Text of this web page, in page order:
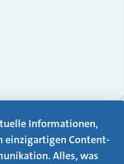
Informationen,
einzigartigen Content-
Alles, was